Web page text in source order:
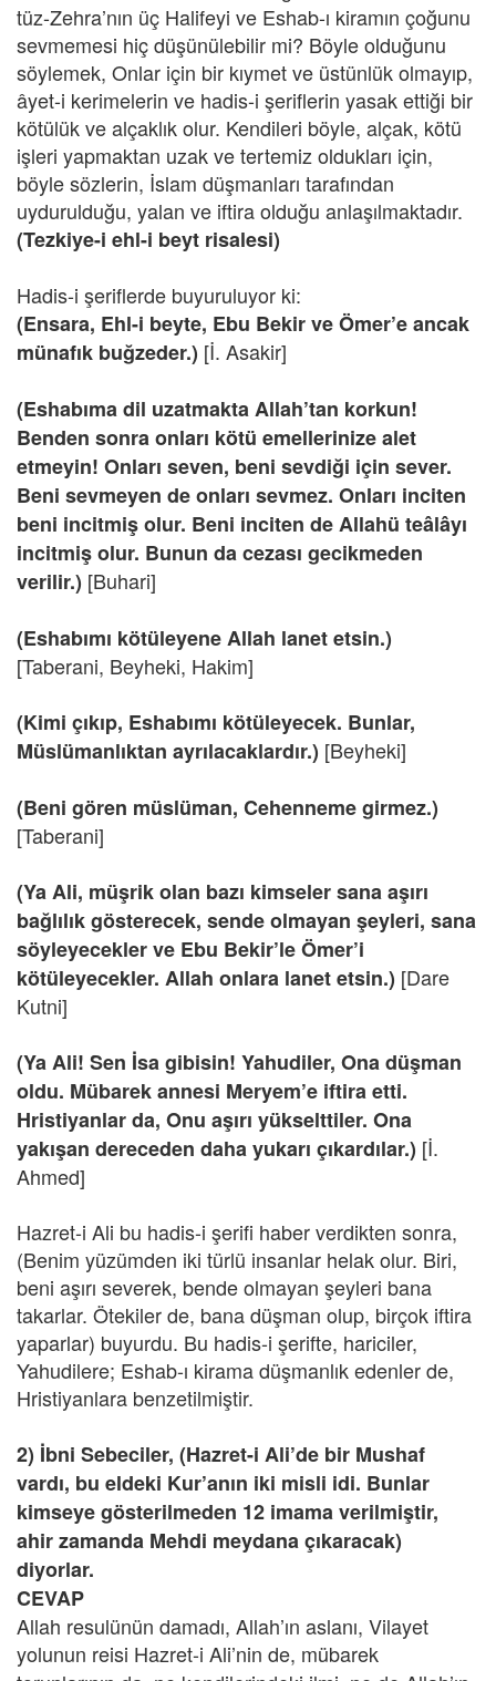
tüz-Zehra’nın üç Halifeyi ve Eshab-ı kiramın çoğunu
sevmemesi hiç düşünülebilir mi? Böyle olduğunu
söylemek, Onlar için bir kıymet ve üstünlük olmayıp,
âyet-i kerimelerin ve hadis-i şeriflerin yasak ettiği bir
kötülük ve alçaklık olur. Kendileri böyle, alçak, kötü
işleri yapmaktan uzak ve tertemiz oldukları için,
böyle sözlerin, İslam düşmanları tarafından
uydurulduğu, yalan ve iftira olduğu anlaşılmaktadır.
(Tezkiye-i ehl-i beyt risalesi)
Hadis-i şeriflerde buyuruluyor ki:
(Ensara, Ehl-i beyte, Ebu Bekir ve Ömer’e ancak
münafık buğzeder.) [İ. Asakir]
(Eshabıma dil uzatmakta Allah’tan korkun!
Benden sonra onları kötü emellerinize alet
etmeyin! Onları seven, beni sevdiği için sever.
Beni sevmeyen de onları sevmez. Onları inciten
beni incitmiş olur. Beni inciten de Allahü teâlâyı
incitmiş olur. Bunun da cezası gecikmeden
verilir.) [Buhari]
(Eshabımı kötüleyene Allah lanet etsin.)
[Taberani, Beyheki, Hakim]
(Kimi çıkıp, Eshabımı kötüleyecek. Bunlar,
Müslümanlıktan ayrılacaklardır.) [Beyheki]
(Beni gören müslüman, Cehenneme girmez.)
[Taberani]
(Ya Ali, müşrik olan bazı kimseler sana aşırı
bağlılık gösterecek, sende olmayan şeyleri, sana
söyleyecekler ve Ebu Bekir’le Ömer’i
kötüleyecekler. Allah onlara lanet etsin.) [Dare
Kutni]
(Ya Ali! Sen İsa gibisin! Yahudiler, Ona düşman
oldu. Mübarek annesi Meryem’e iftira etti.
Hristiyanlar da, Onu aşırı yükselttiler. Ona
yakışan dereceden daha yukarı çıkardılar.) [İ.
Ahmed]
Hazret-i Ali bu hadis-i şerifi haber verdikten sonra,
(Benim yüzümden iki türlü insanlar helak olur. Biri,
beni aşırı severek, bende olmayan şeyleri bana
takarlar. Ötekiler de, bana düşman olup, birçok iftira
yaparlar) buyurdu. Bu hadis-i şerifte, hariciler,
Yahudilere; Eshab-ı kirama düşmanlık edenler de,
Hristiyanlara benzetilmiştir.
2) İbni Sebeciler, (Hazret-i Ali’de bir Mushaf
vardı, bu eldeki Kur’anın iki misli idi. Bunlar
kimseye gösterilmeden 12 imama verilmiştir,
ahir zamanda Mehdi meydana çıkaracak)
diyorlar.
CEVAP
Allah resulünün damadı, Allah’ın aslanı, Vilayet
yolunun reisi Hazret-i Ali’nin de, mübarek